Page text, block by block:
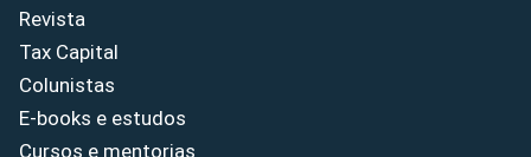
Revista
Tax Capital
Colunistas
E-books e estudos
Cursos e mentorias